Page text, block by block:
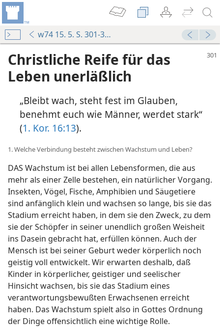
w74 15. 5. S. 301-306
Christliche Reife für das
Leben unerläßlich
„Bleibt wach, steht fest im Glauben,
benehmt euch wie Männer, werdet stark“
(1. Kor. 16:13).
1. Welche Verbindung besteht zwischen Wachstum und Leben?
DAS Wachstum ist bei allen Lebensformen, die aus
mehr als einer Zelle bestehen, ein natürlicher Vorgang.
Insekten, Vögel, Fische, Amphibien und Säugetiere
sind anfänglich klein und wachsen so lange, bis sie das
Stadium erreicht haben, in dem sie den Zweck, zu dem
sie der Schöpfer in seiner unendlich großen Weisheit
ins Dasein gebracht hat, erfüllen können. Auch der
Mensch ist bei seiner Geburt weder körperlich noch
geistig voll entwickelt. Wir erwarten deshalb, daß
Kinder in körperlicher, geistiger und seelischer
Hinsicht wachsen, bis sie das Stadium eines
verantwortungsbewußten Erwachsenen erreicht
haben. Das Wachstum spielt also in Gottes Ordnung
der Dinge offensichtlich eine wichtige Rolle.